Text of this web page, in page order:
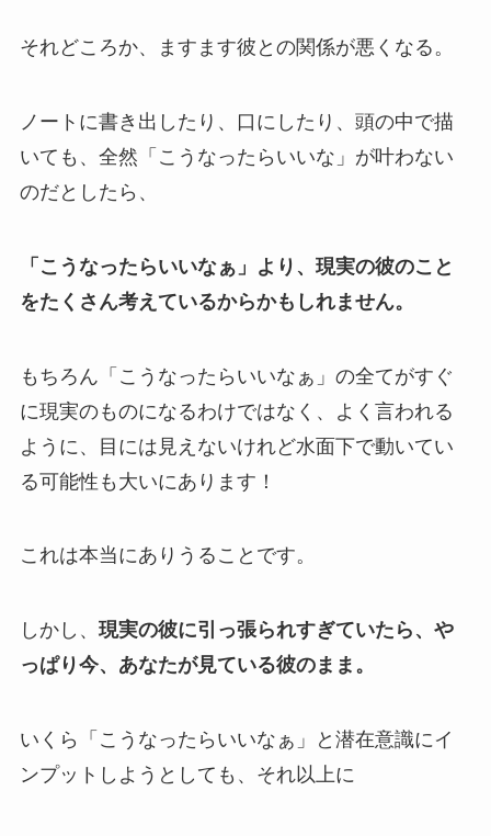
それどころか、ますます彼との関係が悪くなる。
ノートに書き出したり、口にしたり、頭の中で描
いても、全然「こうなったらいいな」が叶わない
のだとしたら、
「こうなったらいいなぁ」より、現実の彼のこと
をたくさん考えているからかもしれません。
もちろん「こうなったらいいなぁ」の全てがすぐ
に現実のものになるわけではなく、よく言われる
ように、目には見えないけれど水面下で動いてい
る可能性も大いにあります！
これは本当にありうることです。
しかし、 現実の彼に引っ張られすぎていたら、や
っぱり今、あなたが見ている彼のまま。
いくら「こうなったらいいなぁ」と潜在意識にイ
ンプットしようとしても、それ以上に